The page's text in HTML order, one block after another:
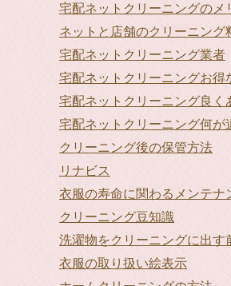
宅配ネットクリーニングのメ
ネットと店舗のクリーニング
宅配ネットクリーニング業者
宅配ネットクリーニングお得
宅配ネットクリーニング良く
宅配ネットクリーニング何が
クリーニング後の保管方法
リナビス
衣服の寿命に関わるメンテナ
クリーニング豆知識
洗濯物をクリーニングに出す
衣服の取り扱い絵表示